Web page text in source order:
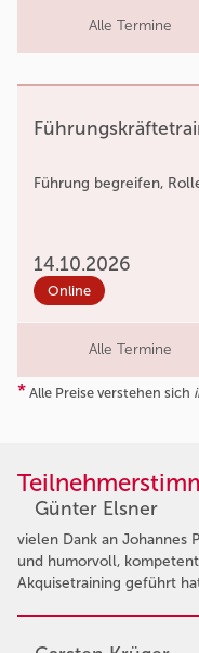
Alle Termine
Führung begreifen,
14.10.2026
Online
Alle Termine
* Alle Preise verstehen sich
Günter Elsner
vielen Dank an Johannes
und humorvoll,
Akquisetraining geführt